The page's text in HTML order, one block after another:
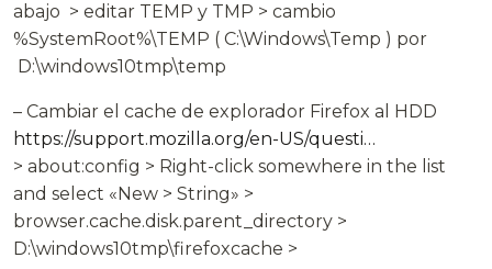
abajo > editar TEMP y TMP > cambio
%SystemRoot%\TEMP ( C:\Windows\Temp ) por
D:\windows10tmp\temp
– Cambiar el cache de explorador Firefox al HDD
https://support.mozilla.org/en-US/questi…
> about:config > Right-click somewhere in the list
and select «New > String» >
browser.cache.disk.parent_directory >
D:\windows10tmp\firefoxcache >